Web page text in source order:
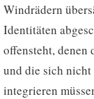
Windrädern
Identitäten
offensteht,
und die sich
integrieren